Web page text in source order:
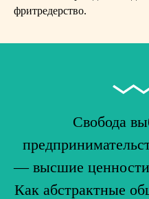
фритредерство.
Свобода
— высшие ценности
Как абстрактные